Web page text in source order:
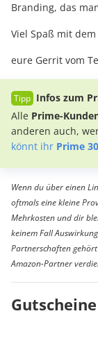
Branding, das
Viel Spaß mit dem
eure Gerrit vom
Infos zum
Alle Prime-
anderen auch,
könnt ihr Prime
Wenn du über einen
oftmals eine kleine
Mehrkosten und dir
keinem Fall
Partnerschaften
Amazon-Partner